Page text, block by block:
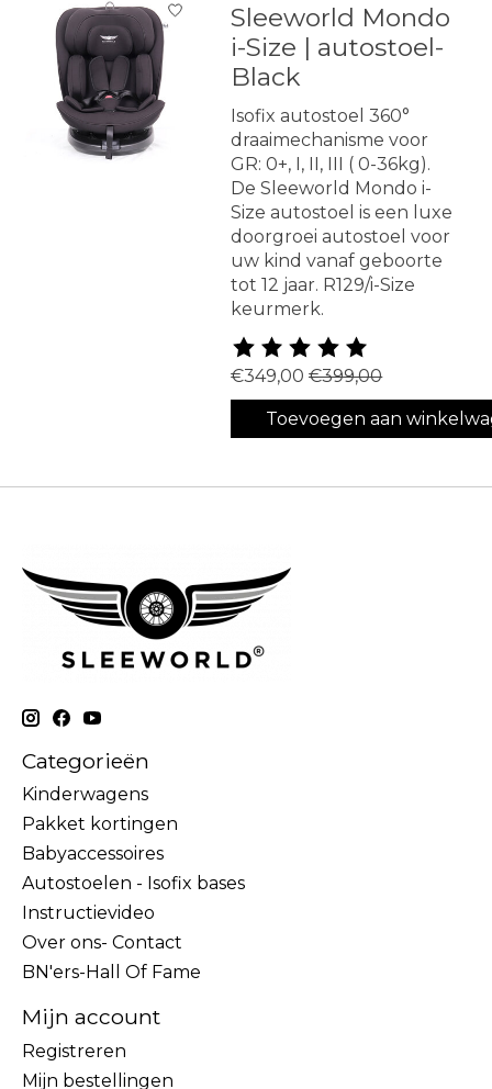
Sleeworld Mondo
i-Size | autostoel-
Black
Isofix autostoel 360°
draaimechanisme voor
GR: 0+, I, II, III ( 0-36kg).
De Sleeworld Mondo i-
Size autostoel is een luxe
doorgroei autostoel voor
uw kind vanaf geboorte
tot 12 jaar. R129/i-Size
keurmerk.
De beoordeling van dit
€349,00 €399,00
Toevoegen aan
Categorieën
Kinderwagens
Pakket kortingen
Babyaccessoires
Autostoelen - Isofix bases
Instructievideo
Over ons- Contact
BN'ers-Hall Of Fame
Mijn account
Registreren
Mijn bestellingen